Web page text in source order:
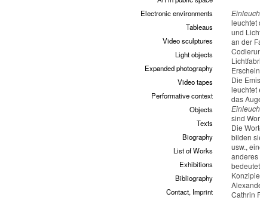
Electronic environments
Tableaus
Video sculptures
Light objects
Expanded photography
Video tapes
Performative context
Objects
Texts
Biography
List of Works
Exhibitions
Bibliography
Contact, Imprint
leuchtet
und
an der
Die
leuchtet
das
sind
Die
bilden
usw.,
anderes
Cathrin